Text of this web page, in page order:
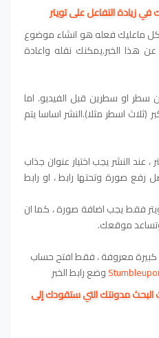
كل ماعليك فعله هو انشاء موضوع
الخبر.يمكنك نقله واعادة
او سطرين قبل الفيديو. اما
اسطر مثلا).النشر اساسا يتم
، عند النشر يجب اختيار عنوان جذاب
رفع صورة وتحتها رابط ، او رابط
فقط يجب اضافة صورة ، كما ان
معروفة ، فقط افتح حساب
وضع رابط الخبر
مدونتك التي ستقودك إلى